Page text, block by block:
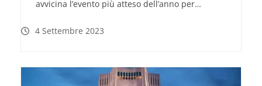
avvicina l’evento più atteso dell’anno per…
4 Settembre 2023